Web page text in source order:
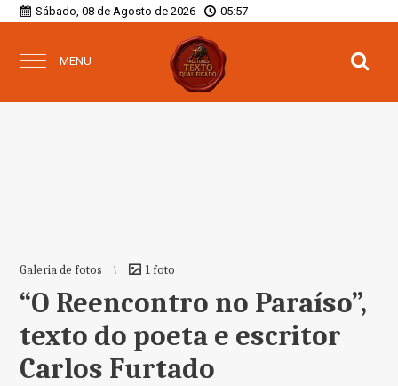
Sábado, 08 de Agosto de 2026 05:57
MENU
Galeria de fotos 1 foto
“O Reencontro no Paraíso”,
texto do poeta e escritor
Carlos Furtado